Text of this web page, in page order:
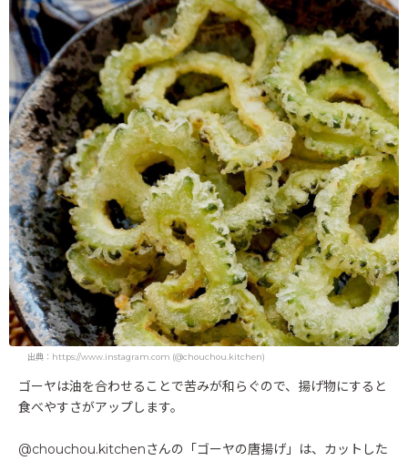
出典：https://www.instagram.com (@chouchou.kitchen)
ゴーヤは油を合わせることで苦みが和らぐので、揚げ物にすると
食べやすさがアップします。
@chouchou.kitchenさんの「ゴーヤの唐揚げ」は、カットした